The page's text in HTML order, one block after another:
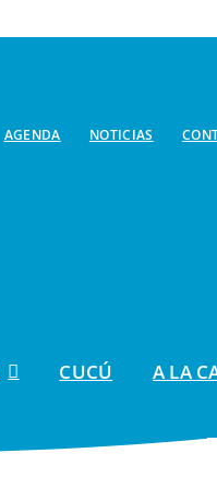
AGENDA NOTICIAS
CUCÚ A LA